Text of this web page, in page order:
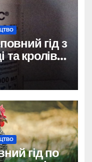
гід з
та кролів у
гід по